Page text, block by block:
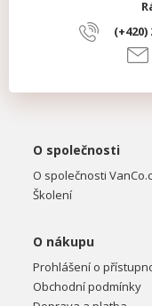
(+420)
O společnosti
O společnosti
Školení
O nákupu
Prohlášení o
Obchodní podmínky